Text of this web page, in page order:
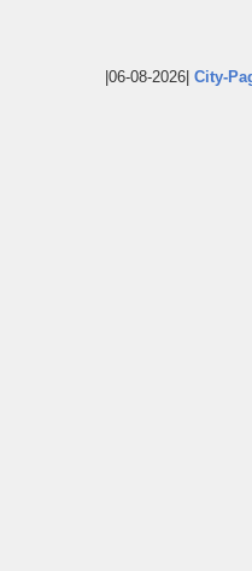
|06-08-2026| City-